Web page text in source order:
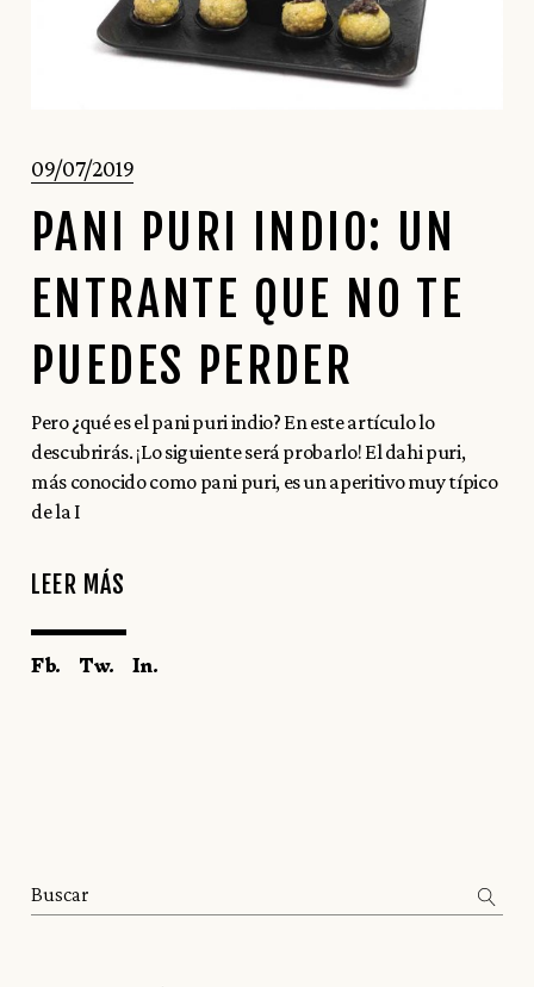
09/07/2019
PANI PURI INDIO: UN
ENTRANTE QUE NO TE
PUEDES PERDER
Pero ¿qué es el pani puri indio? En este artículo lo
descubrirás. ¡Lo siguiente será probarlo! El dahi puri,
más conocido como pani puri, es un aperitivo muy típico
de la I
LEER MÁS
Fb. Tw. In.
Search